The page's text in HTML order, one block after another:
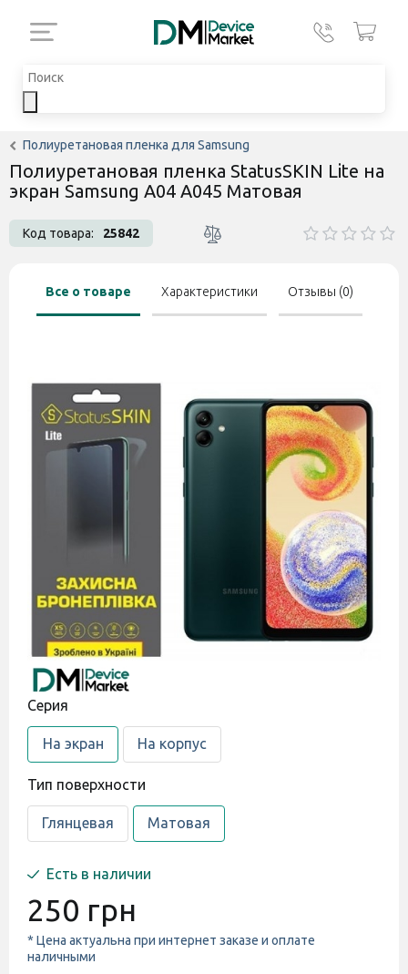
Полиуретановая пленка для Samsung
Полиуретановая пленка StatusSKIN Lite на
экран Samsung A04 A045 Матовая
Код товара: 25842
Все о товаре Характеристики Отзывы (0)
Cерия
На экран На корпус
Тип поверхности
Глянцевая Матовая
Есть в наличии
250 грн
* Цена актуальна при интернет заказе и оплате
наличными